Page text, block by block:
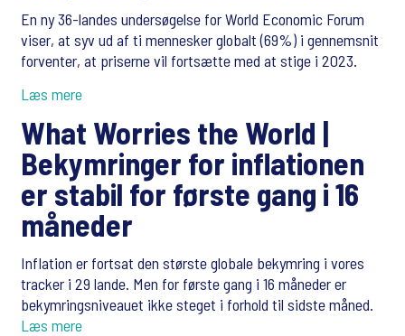
En ny 36-landes undersøgelse for World Economic Forum
viser, at syv ud af ti mennesker globalt (69%) i gennemsnit
forventer, at priserne vil fortsætte med at stige i 2023.
Læs mere
What Worries the World |
Bekymringer for inflationen
er stabil for første gang i 16
måneder
Inflation er fortsat den største globale bekymring i vores
tracker i 29 lande. Men for første gang i 16 måneder er
bekymringsniveauet ikke steget i forhold til sidste måned.
Læs mere